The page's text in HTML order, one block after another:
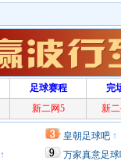
足球赛程
完
新二网5 新
↑
皇朝足球吧 ↑
万家真意足